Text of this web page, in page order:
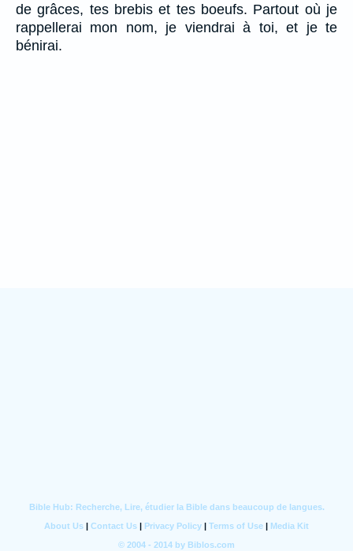
de grâces, tes brebis et tes boeufs. Partout où je
rappellerai mon nom, je viendrai à toi, et je te
bénirai.